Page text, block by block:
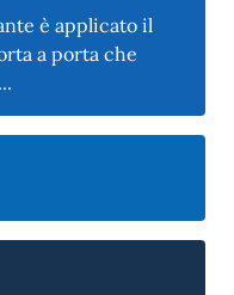
è applicato il
a porta che